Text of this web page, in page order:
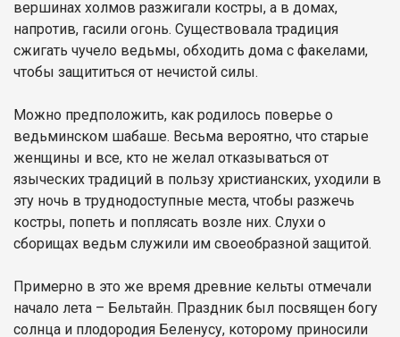
вершинах холмов разжигали костры, а в домах,
напротив, гасили огонь. Существовала традиция
сжигать чучело ведьмы, обходить дома с факелами,
чтобы защититься от нечистой силы.
Можно предположить, как родилось поверье о
ведьминском шабаше. Весьма вероятно, что старые
женщины и все, кто не желал отказываться от
языческих традиций в пользу христианских, уходили в
эту ночь в труднодоступные места, чтобы разжечь
костры, попеть и поплясать возле них. Слухи о
сборищах ведьм служили им своеобразной защитой.
Примерно в это же время древние кельты отмечали
начало лета – Бельтайн. Праздник был посвящен богу
солнца и плодородия Беленусу, которому приносили